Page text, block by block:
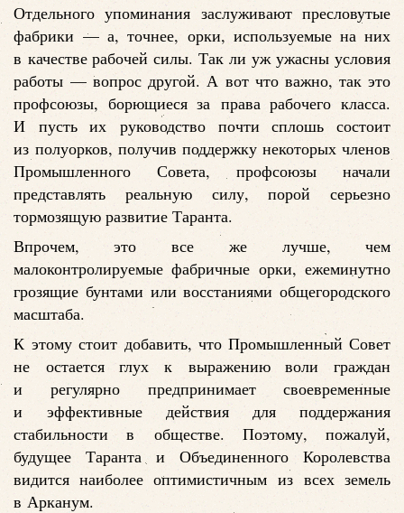
Отдельного упоминания заслуживают пресловутые
фабрики — а, точнее, орки, используемые на них
в качестве рабочей силы. Так ли уж ужасны условия
работы — вопрос другой. А вот что важно, так это
профсоюзы, борющиеся за права рабочего класса.
И пусть их руководство почти сплошь состоит
из полуорков, получив поддержку некоторых членов
Промышленного Совета, профсоюзы начали
представлять реальную силу, порой серьезно
тормозящую развитие Таранта.
Впрочем, это все же лучше, чем
малоконтролируемые фабричные орки, ежеминутно
грозящие бунтами или восстаниями общегородского
масштаба.
К этому стоит добавить, что Промышленный Совет
не остается глух к выражению воли граждан
и регулярно предпринимает своевременные
и эффективные действия для поддержания
стабильности в обществе. Поэтому, пожалуй,
будущее Таранта и Объединенного Королевства
видится наиболее оптимистичным из всех земель
в Арканум.